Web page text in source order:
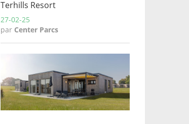
Terhills Resort
27-02-25
par Center Parcs